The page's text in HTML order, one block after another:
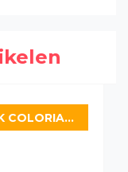
AVENUE MANDARINE KLEURBOEK COLORIAGE WILD